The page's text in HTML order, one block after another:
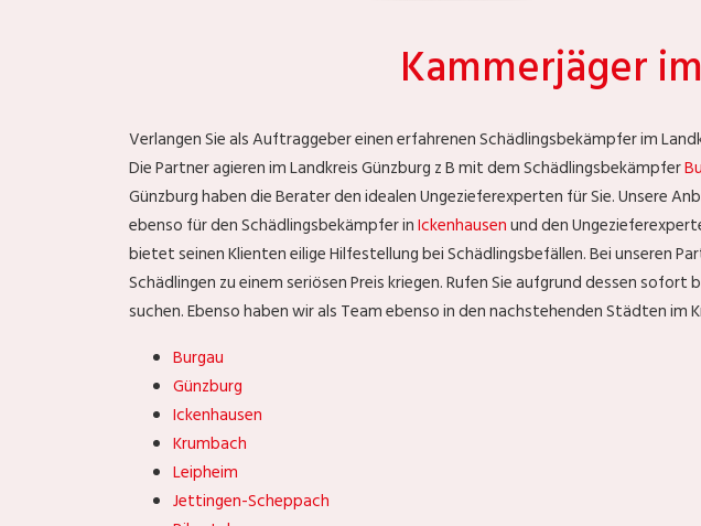
Kammerjäger
Verlangen Sie als Auftraggeber einen erfahrenen Schädlingsbekämpfer im
Die Partner agieren im Landkreis Günzburg z B mit dem Schädlingsbekämpfer
Günzburg haben die Berater den idealen Ungezieferexperten für Sie. Unsere
ebenso für den Schädlingsbekämpfer inIckenhausenund den
bietet seinen Klienten eilige Hilfestellung bei Schädlingsbefällen. Bei unseren
Schädlingen zu einem seriösen Preis kriegen. Rufen Sie aufgrund dessen
suchen. Ebenso haben wir als Team ebenso in den nachstehenden Städten im
Burgau
Günzburg
Ickenhausen
Krumbach
Leipheim
Jettingen-Scheppach